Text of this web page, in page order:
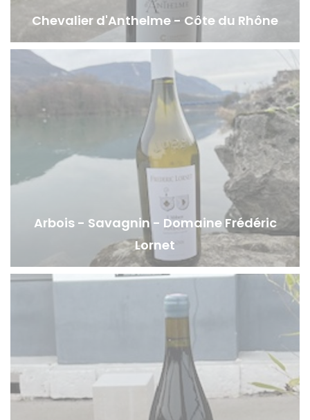
Chevalier d'Anthelme - Côte du Rhône
Arbois - Savagnin - Domaine Frédéric
Lornet